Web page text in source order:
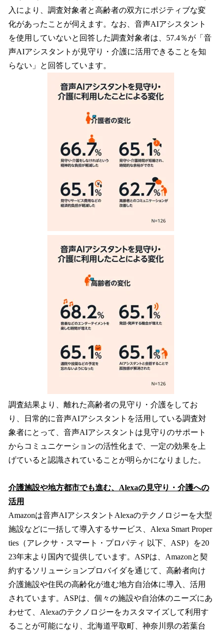
入により、調査対象者と高齢者の双方にポジティブな変
化があったことが伺えます。なお、音声AIアシスタント
を使用していないと回答した調査対象者は、57.4％が「音
声AIアシスタントが見守り・介護に活用できることを知
らない」と回答しています。
調査結果より、離れた高齢者の見守り・介護をしてお
り、日常的に音声AIアシスタントを活用している調査対
象者にとって、音声AIアシスタントは見守りのサポート
からコミュニケーションの活性化まで、一定の効果を上
げていると認識されていることが明らかになりました。
介護施設や地方都市でも進む、Alexaの見守り・介護への
活用
Amazonは音声AIアシスタントAlexaのテクノロジーを大型
施設などに一括して導入するサービス、Alexa Smart Proper
ties（アレクサ・スマート・プロパティ 以下、ASP）を20
23年末より国内で提供しています。ASPは、Amazonと契
約するソリューションプロバイダを通じて、高齢者向け
介護施設や住民の高齢化が進む地方自治体に導入、活用
されています。ASPは、個々の施設や自治体のニーズにあ
わせて、Alexaのテクノロジーをカスタマイズして利用す
ることが可能になり、北海道平取町、神奈川県の若葉台